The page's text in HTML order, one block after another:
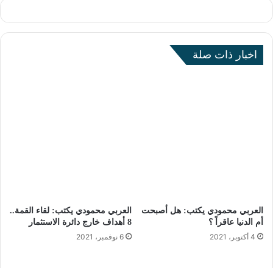
اخبار ذات صلة
العربي محمودي يكتب: هل أصبحت
أم الدنيا عاقراً ؟
4 أكتوبر، 2021
العربي محمودي يكتب: لقاء القمة..
8 أهداف خارج دائرة الاستثمار
6 نوفمبر، 2021